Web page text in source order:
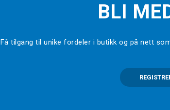
BLI
Få tilgang til unike fordeler i butikk og på nett